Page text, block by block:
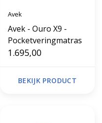
Avek
Avek - Ouro X9 -
Pocketveringmatras
1.695,00
BEKIJK PRODUCT